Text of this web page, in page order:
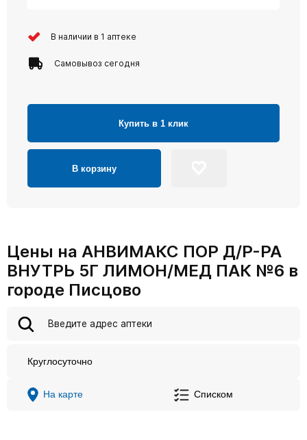
В наличии в 1 аптеке
Самовывоз сегодня
Купить в 1 клик
В корзину
Цены на АНВИМАКС ПОР Д/Р-РА
ВНУТРЬ 5Г ЛИМОН/МЕД ПАК №6 в
городе Писцово
Круглосуточно
На карте Списком